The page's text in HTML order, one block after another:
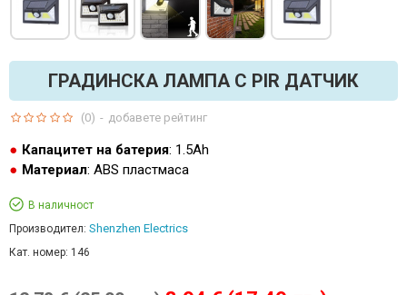
ГРАДИНСКА ЛАМПА С PIR ДАТЧИК
Капацитет на батерия: 1.5Ah
Материал: ABS пластмаса
В наличност
Производител: Shenzhen Electrics
Кат. номер: 146
(0) - добавете рейтинг